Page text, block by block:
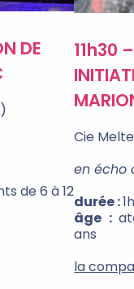
DE
de 6 à 12
11h30
Cie
en écho
durée :1h
âge :
ans
la